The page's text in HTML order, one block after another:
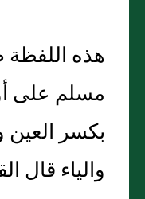
هذه
مسلم على
بكسر العين
والياء قال